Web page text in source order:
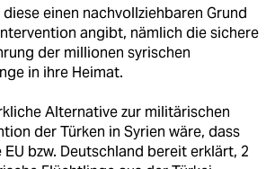
einen nachvollziehbaren Grund
angibt, nämlich die sichere
der millionen syrischen
in ihre Heimat.
Alternative zur militärischen
der Türken in Syrien wäre, dass
EU bzw. Deutschland bereit erklärt, 2